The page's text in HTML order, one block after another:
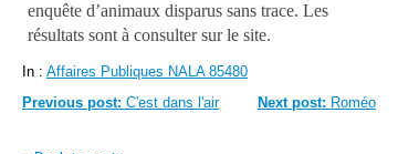
enquête d’animaux disparus sans trace. Les
résultats sont à consulter sur le site.
In : Affaires Publiques NALA 85480
Next post: Roméo
Previous post: C'est dans l'air